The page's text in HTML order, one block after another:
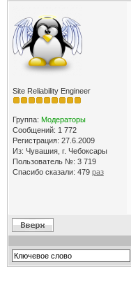
Site Reliability Engineer
Группа: Модераторы
Сообщений: 1 772
Регистрация: 27.6.2009
Из: Чувашия, г. Чебоксары
Пользователь №: 3 719
Спасибо сказали: 479 раз